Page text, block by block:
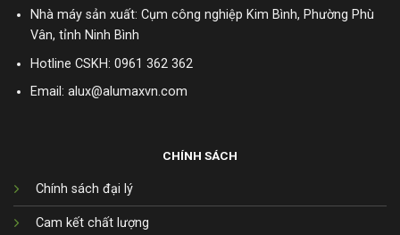
Nhà máy sản xuất: Cụm công nghiệp Kim Bình, Phường Phù
Vân, tỉnh Ninh Bình
Hotline CSKH: 0961 362 362
Email: alux@alumaxvn.com
CHÍNH SÁCH
Chính sách đại lý
Cam kết chất lượng